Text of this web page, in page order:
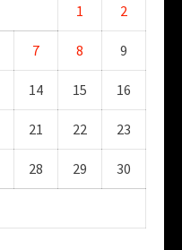
1 2
7 8 9
14 15 16
21 22 23
28 29 30